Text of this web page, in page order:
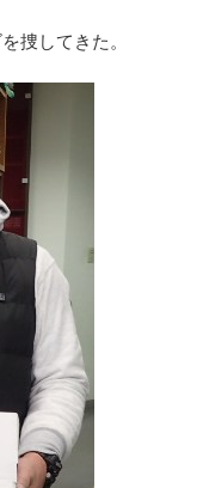
捜してきた。